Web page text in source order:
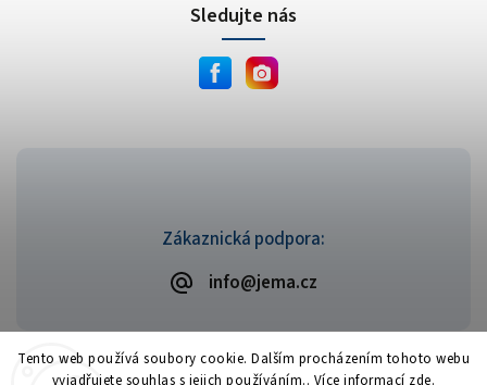
Tento web používá soubory cookie. Dalším procházením tohoto webu
vyjadřujete souhlas s jejich používáním.. Více informací zde.
Zákaznická podpora:
info@jema.cz
Sledujte nás